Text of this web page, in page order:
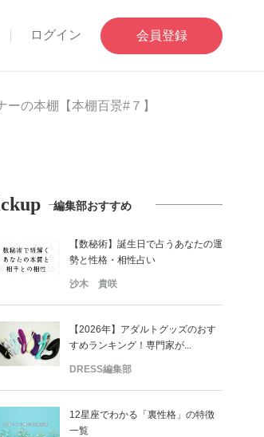
ログイン 会員登録
の本棚【本棚百景#７】
編集部おすすめ
【数秘術】誕生日で占うあなたの運
勢と性格・相性占い
沙木 貴咲
【2026年】アダルトグッズのおす
すめランキング！専門家が...
DRESS編集部
12星座でわかる「裏性格」の特徴
一覧